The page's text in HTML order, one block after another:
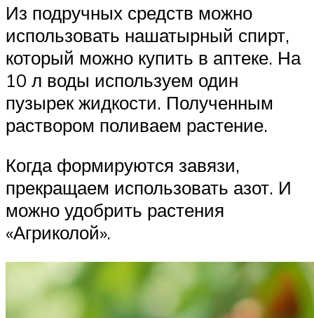
Из подручных средств можно
использовать нашатырный спирт,
который можно купить в аптеке. На
10 л воды используем один
пузырек жидкости. Полученным
раствором поливаем растение.
Когда формируются завязи,
прекращаем использовать азот. И
можно удобрить растения
«Агриколой».